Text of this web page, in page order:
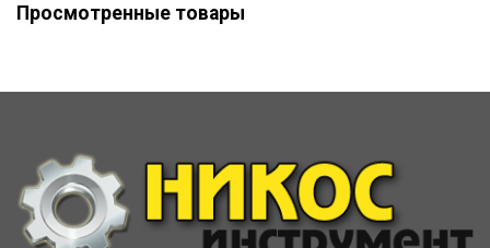
Просмотренные товары